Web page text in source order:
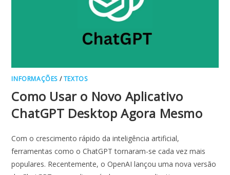
INFORMAÇÕES /TEXTOS
Como Usar o Novo Aplicativo
ChatGPT Desktop Agora Mesmo
Com o crescimento rápido da inteligência artificial,
ferramentas como o ChatGPT tornaram-se cada vez mais
populares. Recentemente, o OpenAI lançou uma nova versão